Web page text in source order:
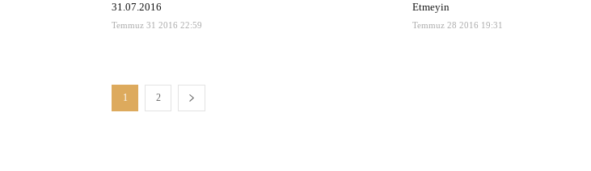
31.07.2016
Temmuz 31 2016 22:59
Etmeyin
Temmuz 28 2016 19:31
1 2